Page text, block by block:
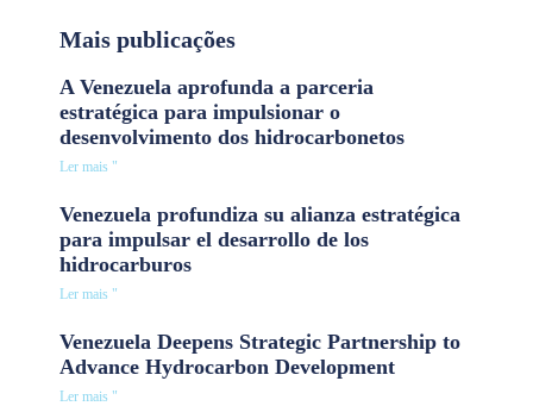
Mais publicações
A Venezuela aprofunda a parceria
estratégica para impulsionar o
desenvolvimento dos hidrocarbonetos
Ler mais "
Venezuela profundiza su alianza estratégica
para impulsar el desarrollo de los
hidrocarburos
Ler mais "
Venezuela Deepens Strategic Partnership to
Advance Hydrocarbon Development
Ler mais "